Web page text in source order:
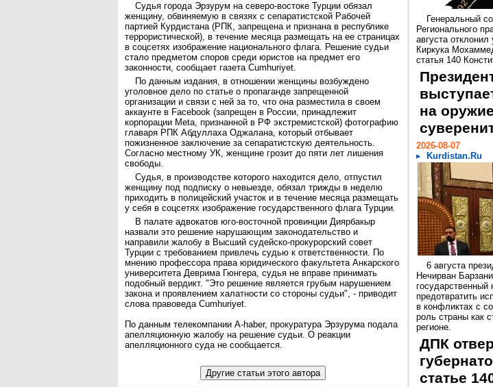
Судья города Эрзурум на северо-востоке Турции обязал
женщину, обвиняемую в связях с сепаратистской Рабочей
партией Курдистана (РПК, запрещена и признана в республике
террористической), в течение месяца размещать на ее страницах
в соцсетях изображение национального флага. Решение судьи
стало предметом споров среди юристов на предмет его
законности, сообщает газета Cumhuriyet.
По данным издания, в отношении женщины возбуждено
уголовное дело по статье о пропаганде запрещенной
организации и связи с ней за то, что она разместила в своем
аккаунте в Facebook (запрещен в России, принадлежит
корпорации Meta, признанной в РФ экстремистской) фотографию
главаря РПК Абдуллаха Оджалана, который отбывает
пожизненное заключение за сепаратистскую деятельность.
Согласно местному УК, женщине грозит до пяти лет лишения
свободы.
Судья, в производстве которого находится дело, отпустил
женщину под подписку о невыезде, обязал трижды в неделю
приходить в полицейский участок и в течение месяца размещать
у себя в соцсетях изображение государственного флага Турции.
В палате адвокатов юго-восточной провинции Диярбакыр
назвали это решение нарушающим законодательство и
направили жалобу в Высший судейско-прокурорский совет
Турции с требованием привлечь судью к ответственности. По
мнению профессора права юридического факультета Анкарского
университета Деврима Гюнгера, судья не вправе принимать
подобный вердикт. "Это решение является грубым нарушением
закона и проявлением халатности со стороны судьи", - приводит
слова правоведа Cumhuriyet.
По данным телекомпании A-haber, прокуратура Эрзурума подала
апелляционную жалобу на решение судьи. О реакции
апелляционного суда не сообщается.
Генеральный
Регионального
августа
Киркука
статья 140
на
2026-08-07
Kurdistan.Ru
6 августа
Нечирван
государственный
предотвратить
в конфликтах с
роль страны как
регионе.
ДПК
статье